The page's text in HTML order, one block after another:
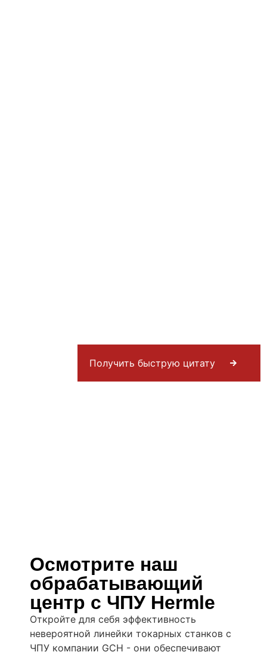
Получить быструю цитату
Осмотрите наш
обрабатывающий
центр с ЧПУ Hermle
Откройте для себя эффективность
невероятной линейки токарных станков с
ЧПУ компании GCH - они обеспечивают